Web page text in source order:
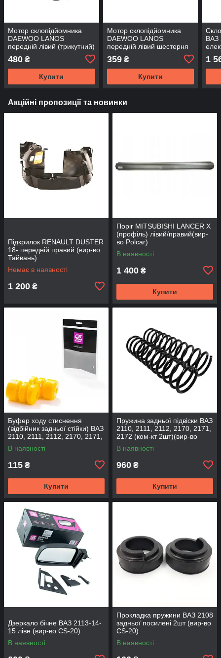
Мотор склопідйомника
DAEWOO LANOS
передній лівий (трикутний)
480 ₴
Купити
Мотор склопідйомника
DAEWOO LANOS
передній лівий шестерня
(вир-во FLAGMUS)
359₴
Купити
ВАЗ
1
Акційні пропозиції та новинки
Підкрилок RENAULT DUSTER
18- передній правий (вир-во
Тайвань)
Немає в наявності
1 200 ₴
Поріг MITSUBISHI LANCER Х
(профіль) лівий/правий(вир-
во Polcar)
В наявності
1 400 ₴
Купити
Буфер ходу стиснення
(відбійник задньої стійки) ВАЗ
2110, 2111, 2112, 2170, 2171,
2172 (2шт) (вир-во CS-20
В наявності
115 ₴
Купити
Пружина задньої підвіски ВАЗ
2110, 2111, 2112, 2170, 2171,
2172 (ком-кт 2шт)(вир-во
SKADI)
В наявності
960 ₴
Купити
Дзеркало бічне ВАЗ 2113-14-
15 ліве (вир-во CS-20)
В наявності
Прокладка пружини ВАЗ 2108
задньої посилені 2шт (вир-во
CS-20)
В наявності